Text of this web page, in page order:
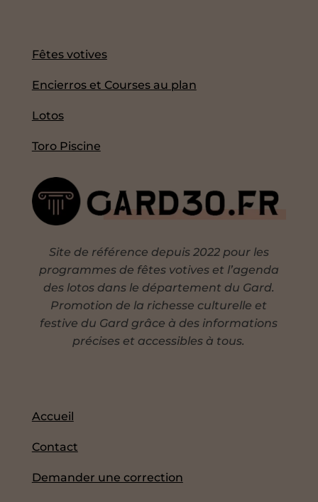
Fêtes votives
Encierros et Courses au plan
Lotos
Toro Piscine
Site de référence depuis 2022 pour les
programmes de fêtes votives et l’agenda
des lotos dans le département du Gard.
Promotion de la richesse culturelle et
festive du Gard grâce à des informations
précises et accessibles à tous.
Accueil
Contact
Demander une correction